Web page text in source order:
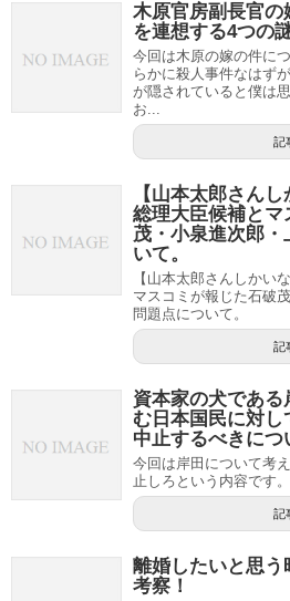
木原官房副長官
を連想する4つの
今回は木原の嫁の件に
らかに殺人事件なはず
が隠されていると僕は
お...
記
【山本太郎さん
総理大臣候補と
茂・小泉進次郎
いて。
【山本太郎さんしかい
マスコミが報じた石破
問題点について。
記
資本家の犬であ
む日本国民に対
中止するべきにつ
今回は岸田について考
止しろという内容です。
記
離婚したいと思う
考察！